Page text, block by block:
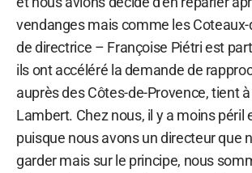
vendanges mais comme les Coteaux-
de directrice – Françoise Piétri est
ils ont accéléré la demande de
auprès des Côtes-de-Provence, tient
Lambert. Chez nous, il y a moins péril
puisque nous avons un directeur que
garder mais sur le principe, nous